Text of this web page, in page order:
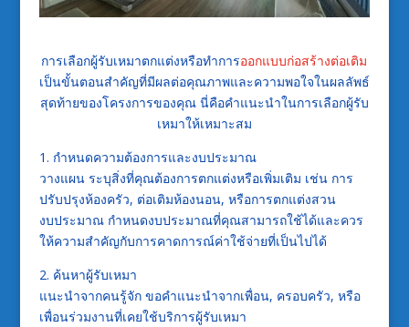
การเลือกผู้รับเหมาตกแต่งหรือทำการออกแบบก่อสร้างต่อเติม
เป็นขั้นตอนสำคัญที่มีผลต่อคุณภาพและความพอใจในผลลัพธ์
สุดท้ายของโครงการของคุณ นี่คือคำแนะนำในการเลือกผู้รับ
เหมาให้เหมาะสม
1. กำหนดความต้องการและงบประมาณ
วางแผน ระบุสิ่งที่คุณต้องการตกแต่งหรือเพิ่มเติม เช่น การ
ปรับปรุงห้องครัว, ต่อเติมห้องนอน, หรือการตกแต่งสวน
งบประมาณ กำหนดงบประมาณที่คุณสามารถใช้ได้และควร
ให้ความสำคัญกับการคาดการณ์ค่าใช้จ่ายที่เป็นไปได้
2. ค้นหาผู้รับเหมา
แนะนำจากคนรู้จัก ขอคำแนะนำจากเพื่อน, ครอบครัว, หรือ
เพื่อนร่วมงานที่เคยใช้บริการผู้รับเหมา